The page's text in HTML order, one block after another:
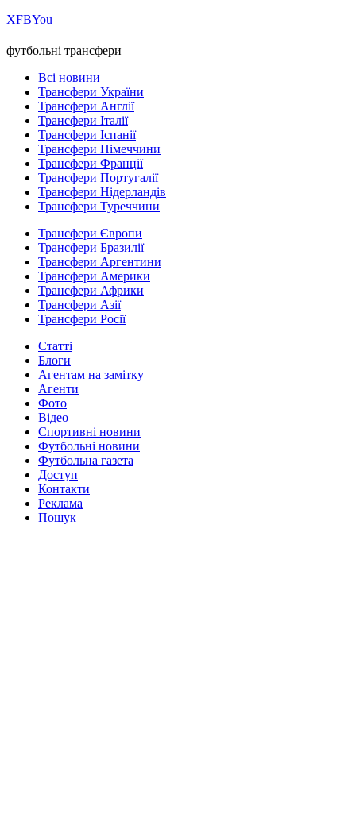
ХFBYou
футбольні трансфери
Всі новини
Трансфери України
Трансфери Англії
Трансфери Італії
Трансфери Іспанії
Трансфери Німеччини
Трансфери Франції
Трансфери Португалії
Трансфери Нідерландів
Трансфери Туреччини
Трансфери Європи
Трансфери Бразилії
Трансфери Аргентини
Трансфери Америки
Трансфери Африки
Трансфери Азії
Трансфери Росії
Статті
Блоги
Агентам на замітку
Агенти
Фото
Відео
Спортивні новини
Футбольні новини
Футбольна газета
Доступ
Контакти
Реклама
Пошук